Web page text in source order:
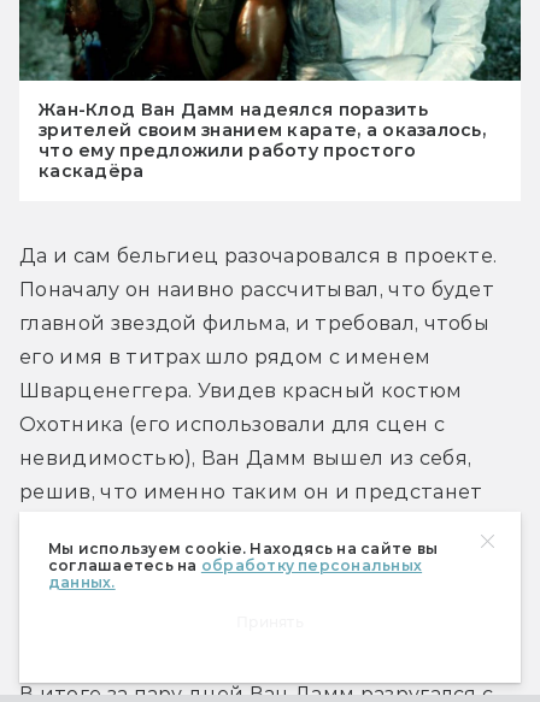
Мы используем cookie. Находясь на сайте вы
соглашаетесь на обработку персональных
данных.
Жан-Клод Ван Дамм надеялся поразить
зрителей своим знанием карате, а оказалось,
что ему предложили работу простого
каскадёра
Да и сам бельгиец разочаровался в проекте.
Поначалу он наивно рассчитывал, что будет
главной звездой фильма, и требовал, чтобы
его имя в титрах шло рядом с именем
Шварценеггера. Увидев красный костюм
Охотника (его использовали для сцен с
невидимостью), Ван Дамм вышел из себя,
решив, что именно таким он и предстанет
объяснили, что большую часть фильма
Охотник будет невидимым, актёр разозлился
В итоге за пару дней Ван Дамм разругался с